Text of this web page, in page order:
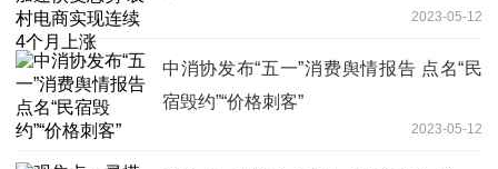
2023-05-12
中消协发布“五一”消费舆情报告 点名“民
宿毁约”“价格刺客”
2023-05-12